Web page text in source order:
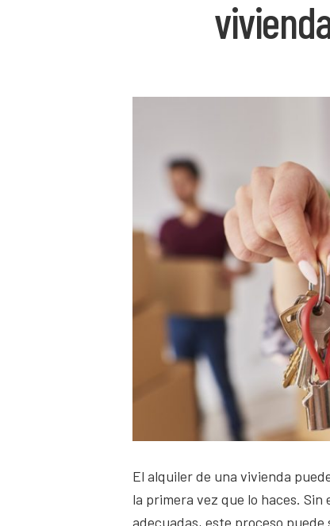
El alquiler de una vivienda
la primera vez que lo haces.
adecuadas, este proceso